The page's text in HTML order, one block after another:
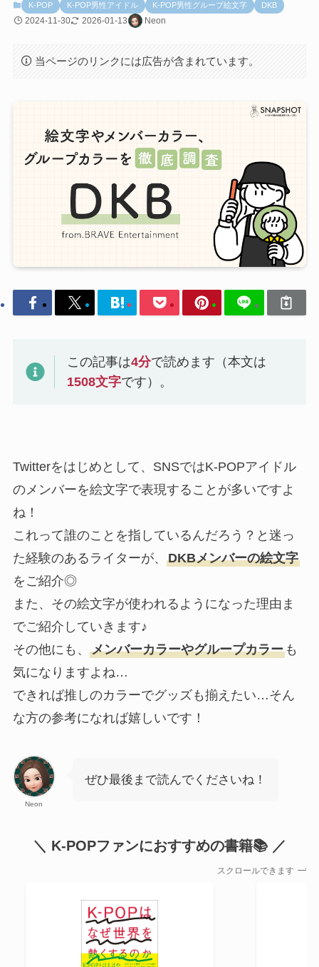
K-POP K-POP男性アイドル K-POP男性グループ絵文字 DKB
2024-11-30 2026-01-13 Neon
当ページのリンクには広告が含まれています。
この記事は4分で読めます（本文は
1508文字です）。
Twitterをはじめとして、SNSではK-POPアイドル
のメンバーを絵文字で表現することが多いですよ
ね！
これって誰のことを指しているんだろう？と迷っ
た経験のあるライターが、 DKBメンバーの絵文字
をご紹介◎
また、その絵文字が使われるようになった理由ま
でご紹介していきます♪
その他にも、 メンバーカラーやグループカラーも
気になりますよね…
できれば推しのカラーでグッズも揃えたい…そん
な方の参考になれば嬉しいです！
Neon
ぜひ最後まで読んでくださいね！
＼ K-POPファンにおすすめの書籍📚 ／
スクロールできます